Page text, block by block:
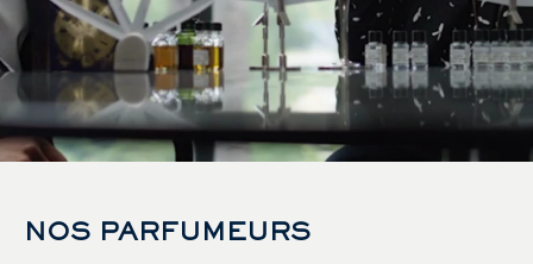
NOS PARFUMEURS